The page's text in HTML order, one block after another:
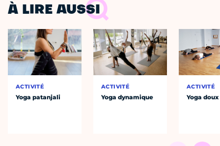
À LIRE AUSSI
ACTIVITÉ
Yoga patanjali
ACTIVITÉ
Yoga dynamique
ACTIVITÉ
Yoga doux